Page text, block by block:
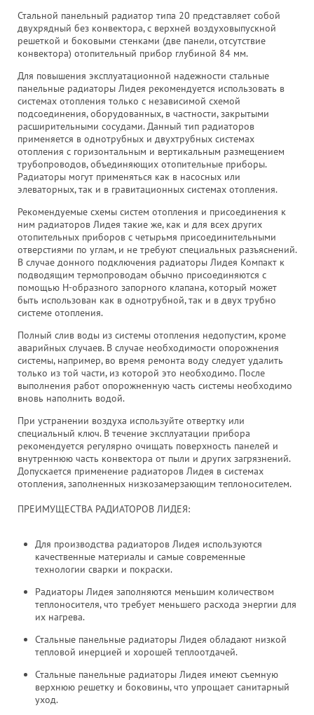
Стальной панельный радиатор типа 20 представляет собой
двухрядный без конвектора, с верхней воздуховыпускной
решеткой и боковыми стенками (две панели, отсутствие
конвектора) отопительный прибор глубиной 84 мм.
Для повышения эксплуатационной надежности стальные
панельные радиаторы Лидея рекомендуется использовать в
системах отопления только с независимой схемой
подсоединения, оборудованных, в частности, закрытыми
расширительными сосудами. Данный тип радиаторов
применяется в однотрубных и двухтрубных системах
отопления с горизонтальным и вертикальным размещением
трубопроводов, объединяющих отопительные приборы.
Радиаторы могут применяться как в насосных или
элеваторных, так и в гравитационных системах отопления.
Рекомендуемые схемы систем отопления и присоединения к
ним радиаторов Лидея такие же, как и для всех других
отопительных приборов с четырьмя присоединительными
отверстиями по углам, и не требуют специальных разъяснений.
В случае донного подключения радиаторы Лидея Компакт к
подводящим термопроводам обычно присоединяются с
помощью Н-образного запорного клапана, который может
быть использован как в однотрубной, так и в двух трубно
системе отопления.
Полный слив воды из системы отопления недопустим, кроме
аварийных случаев. В случае необходимости опорожнения
системы, например, во время ремонта воду следует удалить
только из той части, из которой это необходимо. После
выполнения работ опорожненную часть системы необходимо
вновь наполнить водой.
При устранении воздуха используйте отвертку или
специальный ключ. В течение эксплуатации прибора
рекомендуется регулярно очищать поверхность панелей и
внутреннюю часть конвектора от пыли и других загрязнений.
Допускается применение радиаторов Лидея в системах
отопления, заполненных низкозамерзающим теплоносителем.
ПРЕИМУЩЕСТВА РАДИАТОРОВ ЛИДЕЯ:
Для производства радиаторов Лидея используются
качественные материалы и самые современные
технологии сварки и покраски.
Радиаторы Лидея заполняются меньшим количеством
теплоносителя, что требует меньшего расхода энергии для
их нагрева.
Стальные панельные радиаторы Лидея обладают низкой
тепловой инерцией и хорошей теплоотдачей.
Стальные панельные радиаторы Лидея имеют съемную
верхнюю решетку и боковины, что упрощает санитарный
уход.